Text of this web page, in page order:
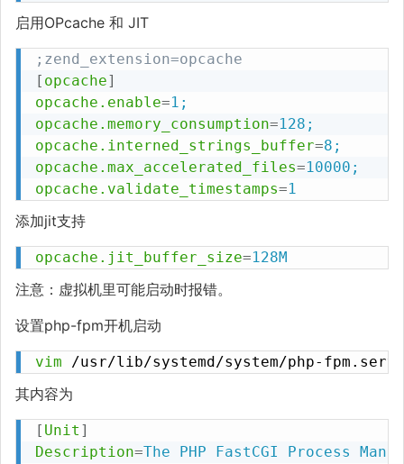
启用OPcache 和 JIT
;zend_extension=opcache
[ opcache]
opcache.enable=1;
opcache.memory_consumption=128;
opcache.interned_strings_buffer=8;
opcache.max_accelerated_files=10000;
opcache.validate_timestamps=1
添加jit支持
opcache.jit_buffer_size=128M
注意：虚拟机里可能启动时报错。
设置php-fpm开机启动
vim /usr/lib/systemd/system/php-
其内容为
[ Unit ]
Description=The PHP FastCGI Process